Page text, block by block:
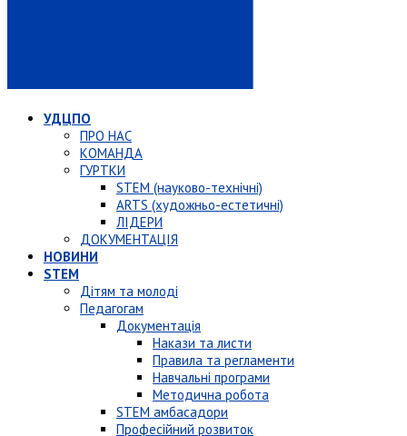
УДЦПО
ПРО НАС
КОМАНДА
ГУРТКИ
STEM (науково-технічні)
ARTS (художньо-естетичні)
ЛІДЕРИ
ДОКУМЕНТАЦІЯ
НОВИНИ
STEM
Дітям та молоді
Педагогам
Документація
Накази та листи
Правила та регламенти
Навчальні програми
Методична робота
STEM амбасадори
Професійний розвиток